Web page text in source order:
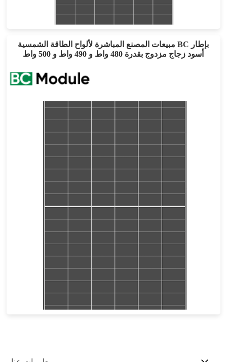
مبيعات المصنع المباشرة لألواح الطاقة الشمسية BC بإطار
أسود زجاج مزدوج بقدرة 480 واط و 490 واط و 500 واط